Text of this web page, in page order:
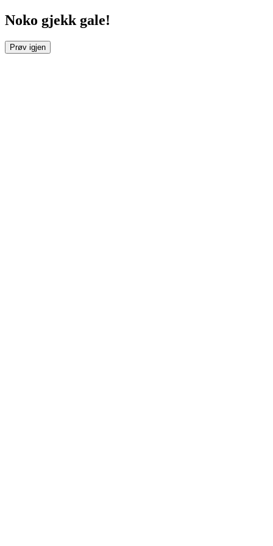
Noko gjekk gale!
Prøv igjen